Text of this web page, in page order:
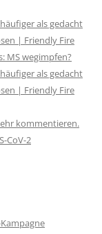
als gedacht
| Friendly Fire
MS wegimpfen?
als gedacht
| Friendly Fire
kommentieren.
CoV-2